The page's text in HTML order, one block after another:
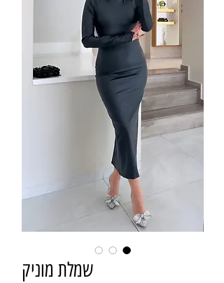
שמלת מוניק